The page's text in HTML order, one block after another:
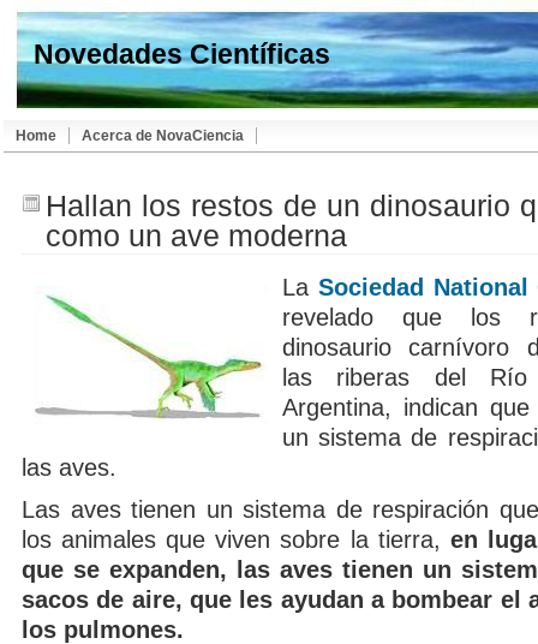
Novedades Científicas
Home Acerca de NovaCiencia
Hallan los restos de un dinosaurio
como un ave moderna
La Sociedad National
revelado que los
dinosaurio carnívoro
las riberas del Río
Argentina, indican
un sistema de
las aves.
Las aves tienen un sistema de respiración
los animales que viven sobre la tierra, en
que se expanden, las aves tienen un
sacos de aire, que les ayudan a bombear el
los pulmones.